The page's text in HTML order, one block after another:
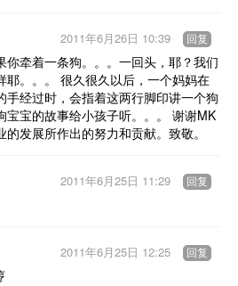
你牵着一条狗。。。一回头，耶？我们
耶。。。 很久很久以后，一个妈妈在
手经过时，会指着这两行脚印讲一个狗
宝宝的故事给小孩子听。。。 谢谢MK
的发展所作出的努力和贡献。致敬。
2011年6月26日 10:39 回复
2011年6月25日 11:29 回复
2011年6月25日 12:25 回复